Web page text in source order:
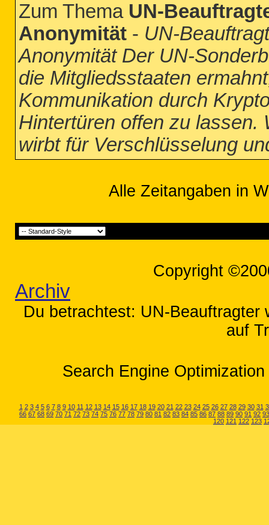
Zum Thema UN-
Anonymität - UN-
Anonymität Der UN-
die Mitgliedsstaaten
Kommunikation durch
Hintertüren offen zu lassen.
wirbt für Verschlüsselung
Alle Zeitangaben in
Copyright
Archiv
Du betrachtest: UN-Beauftragter
auf
Search Engine
1 2 3 4 5 6 7 8 9 10 11 12 13 14 15 16 17 18 19 20 21 22 23 24 25 26 27 28 29 30 31
66 67 68 69 70 71 72 73 74 75 76 77 78 79 80 81 82 83 84 85 86 87 88 89 90 91 92 93
120 121 122 123